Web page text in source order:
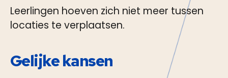
Leerlingen hoeven zich niet meer tussen
locaties te verplaatsen.
Gelijke kansen